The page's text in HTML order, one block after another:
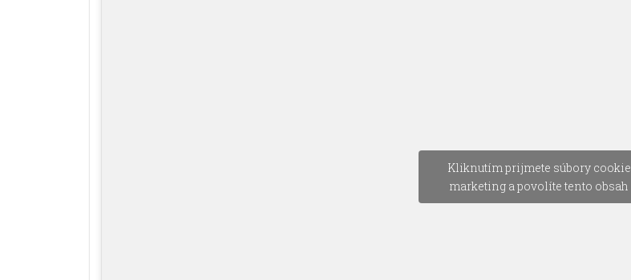
Kliknutím prijmete súbory cookie
marketing a povolíte tento obsah